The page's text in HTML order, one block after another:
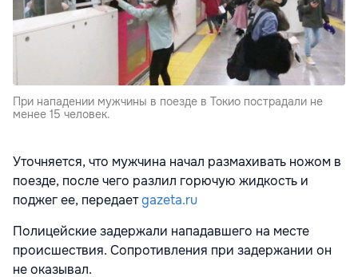
При нападении мужчины в поезде в Токио пострадали не
менее 15 человек.
Уточняется, что мужчина начал размахивать ножом в
поезде, после чего разлил горючую жидкость и
поджег ее, передаетgazeta.ru
Полицейские задержали нападавшего на месте
происшествия. Сопротивления при задержании он
не оказывал.